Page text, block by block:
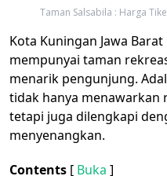
Taman Salsabila : Harga
Kota Kuningan Jawa
mempunyai taman
menarik pengunjung.
tidak hanya menawarkan
tetapi juga dilengkapi
menyenangkan.
Contents [ Buka ]